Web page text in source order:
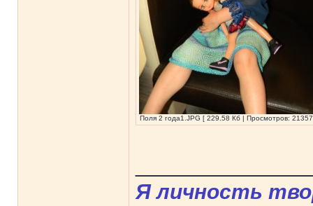
Поля 2 года1.JPG [ 229.58 Кб | Просмотров:
Я личность